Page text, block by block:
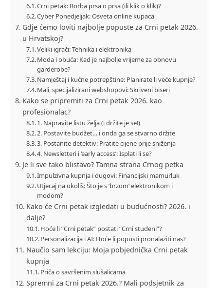
Crni petak: Borba prsa o prsa (ili klik o klik)?
Cyber Ponedjeljak: Osveta online kupaca
Gdje ćemo loviti najbolje popuste za Crni petak 2026.
u Hrvatskoj?
Veliki igrači: Tehnika i elektronika
Moda i obuća: Kad je najbolje vrijeme za obnovu
garderobe?
Namještaj i kućne potrepštine: Planirate li veće kupnje?
Mali, specijalizirani webshopovi: Skriveni biseri
Kako se pripremiti za Crni petak 2026. kao
profesionalac?
1. Napravite listu želja (i držite je se!)
2. Postavite budžet… i onda ga se stvarno držite
3. Postanite detektiv: Pratite cijene prije sniženja
4. Newsletteri i ‘early access’: Isplati li se?
Je li sve tako blistavo? Tamna strana Crnog petka
Impulzivna kupnja i dugovi: Financijski mamurluk
Utjecaj na okoliš: Što je s ‘brzom’ elektronikom i
modom?
Kako će Crni petak izgledati u budućnosti? 2026. i
dalje?
Hoće li “Crni petak” postati “Crni studeni”?
Personalizacija i AI: Hoće li popusti pronalaziti nas?
Naučio sam lekciju: Moja pobjednička Crni petak
kupnja
Priča o savršenim slušalicama
Spremni za Crni petak 2026.? Mali podsjetnik za